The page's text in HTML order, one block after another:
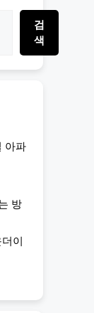
검
색
아파
방
이